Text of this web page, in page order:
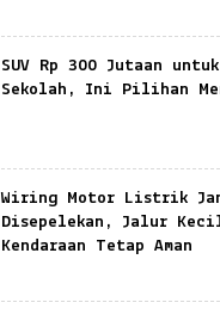
SUV Rp 300 Jutaan
Sekolah, Ini Pilihan
Wiring Motor Listrik
Disepelekan, Jalur
Kendaraan Tetap Aman